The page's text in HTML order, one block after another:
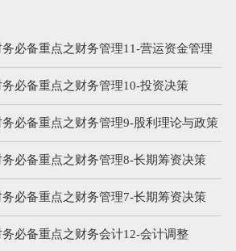
必备重点之财务管理11-营运资金管理
必备重点之财务管理10-投资决策
必备重点之财务管理9-股利理论与政策
必备重点之财务管理8-长期筹资决策
必备重点之财务管理7-长期筹资决策
必备重点之财务会计12-会计调整